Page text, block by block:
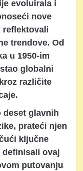
evoluirala i
nove
reflektovali
trendove. Od
u 1950-im
globalni
različite
deset glavnih
prateći njen
ključne
ovaj
putovanju